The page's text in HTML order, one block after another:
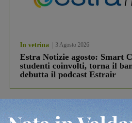
In vetrina 3 Agosto 2026
Estra Notizie agosto: Smart
studenti coinvolti, torna il
debutta il podcast Estrair